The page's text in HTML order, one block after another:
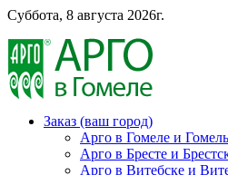
Суббота, 8 августа 2026г.
Заказ (ваш город)
Арго в Гомеле и
Арго в Бресте и
Арго в Витебске и